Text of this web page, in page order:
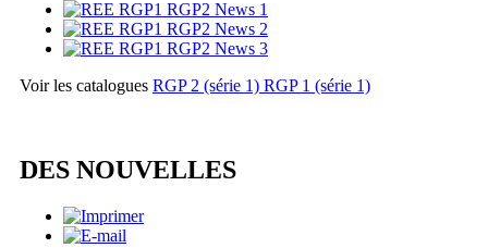
Voir les catalogues RGP 2 (série 1) RGP 1 (série 1)
DES NOUVELLES